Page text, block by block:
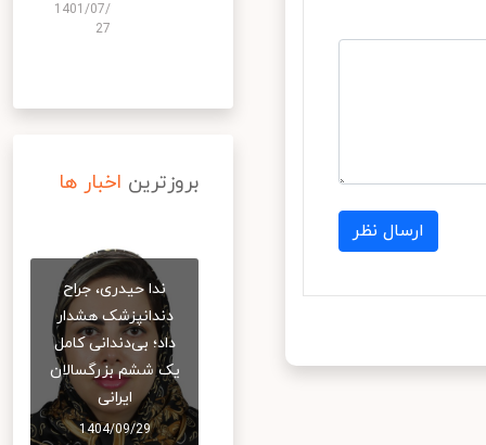
ارسال نظر
1401/07/
27
بروزترین اخبار ها
ندا حیدری، جراح
دندانپزشک هشدار
داد؛ بی‌دندانی کامل
یک ششم بزرگسالان
ایرانی
1404/09/29